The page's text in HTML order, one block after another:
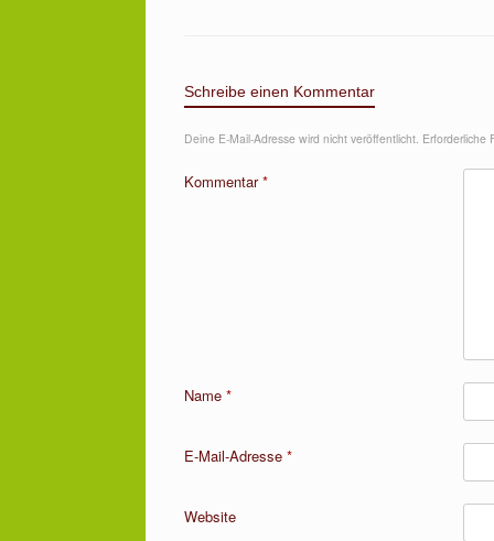
Schreibe einen Kommentar
Deine E-Mail-Adresse wird nicht veröffentlicht. Erforderliche
Kommentar*
Name *
E-Mail-Adresse *
Website